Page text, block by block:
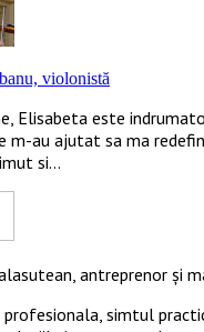
violonistă
Elisabeta este
m-au ajutat sa ma
si…
antreprenor și
profesionala, simtul